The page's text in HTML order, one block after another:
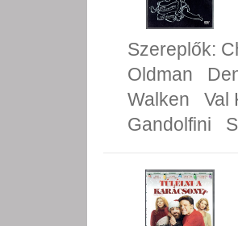
Szereplők:
Oldman
Walken
Val
Gandolfini